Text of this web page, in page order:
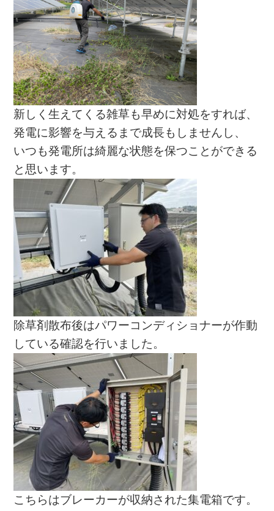
新しく生えてくる雑草も早めに対処をすれば、
発電に影響を与えるまで成長もしませんし、
いつも発電所は綺麗な状態を保つことができる
と思います。
除草剤散布後はパワーコンディショナーが作動
している確認を行いました。
こちらはブレーカーが収納された集電箱です。